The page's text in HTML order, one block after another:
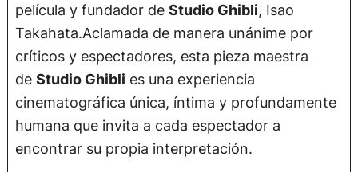
película y fundador deStudio Ghibli, Isao
Takahata.Aclamada de manera unánime por
críticos y espectadores, esta pieza maestra
deStudio Ghibli es una experiencia
cinematográfica única, íntima y profundamente
humana que invita a cada espectador a
encontrar su propia interpretación.